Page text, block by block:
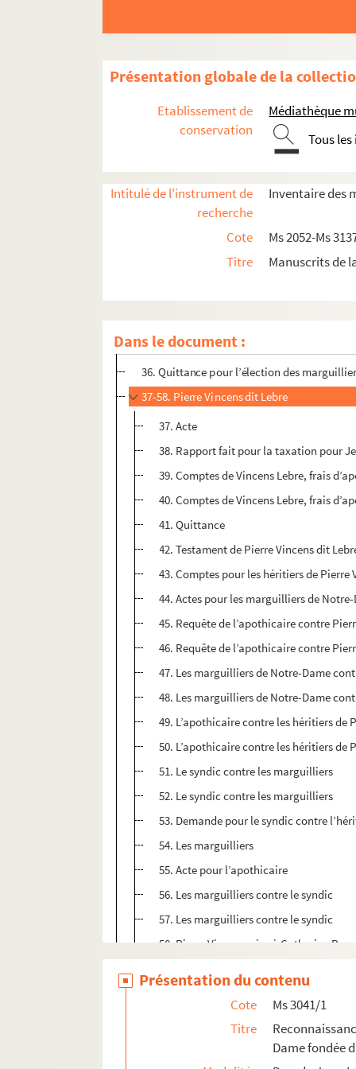
Présentation globale de la
Etablissement de
conservation
Médiathèque
Tous
Intitulé de l'instrument de
recherche
Inventaire des
Cote
Ms 2052-Ms
Titre
Manuscrits de
Dans le document :
20. Rapport pour les prieurs de la confrérie
22. Quittance
23. Trophime Bourguignon, Charles
24-28. Trophime Bourguignon, Charles
29. Marguilliers et ouvriers de Notre-Dame
33. Testament de Pierre Ferrier en faveur
34. Comptes pour les marguilliers de
35. Réparations de vitres de l’église
36. Quittance pour l’élection des
37-58. Pierre Vincens dit Lebre
37. Acte
38. Rapport fait pour la taxation pour
39. Comptes de Vincens Lebre, frais
40. Comptes de Vincens Lebre, frais
41. Quittance
42. Testament de Pierre Vincens dit
43. Comptes pour les héritiers de Pierre
44. Actes pour les marguilliers de
45. Requête de l’apothicaire contre
46. Requête de l’apothicaire contre
47. Les marguilliers de Notre-Dame
48. Les marguilliers de Notre-Dame
49. L’apothicaire contre les héritiers de
50. L’apothicaire contre les héritiers de
51. Le syndic contre les marguilliers
52. Le syndic contre les marguilliers
53. Demande pour le syndic contre
54. Les marguilliers
55. Acte pour l’apothicaire
56. Les marguilliers contre le syndic
57. Les marguilliers contre le syndic
58. Pierre Vincens père à Catherine
59. Pierre Astier apothicaire contre les
61. Testament de Barthélémy Bonnet étant
62. Rôle concernant les biens de feu
Présentation du contenu
Cote
Ms 3041/1
Titre
Dame fondée